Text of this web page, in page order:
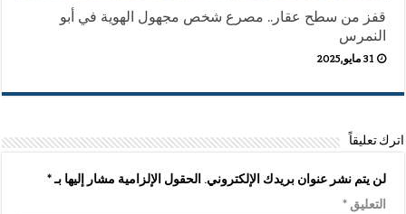
قفز من سطح عقار.. مصرع شخص مجهول الهوية في أبو
النمرس
31 مايو,2025
اترك تعليقاً
لن يتم نشر عنوان بريدك الإلكتروني. الحقول الإلزامية مشار إليها بـ*
التعليق*